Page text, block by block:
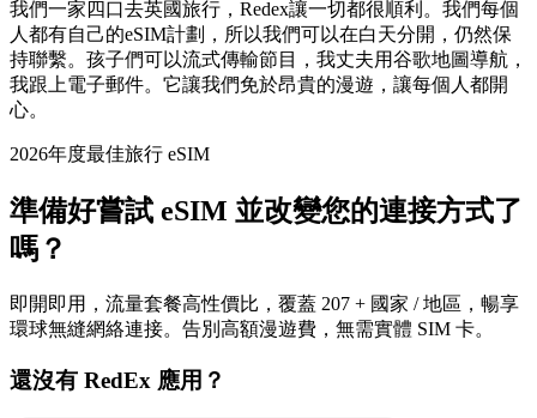
我們一家四口去英國旅行，Redex讓一切都很順利。我們每個
人都有自己的eSIM計劃，所以我們可以在白天分開，仍然保
持聯繫。孩子們可以流式傳輸節目，我丈夫用谷歌地圖導航，
我跟上電子郵件。它讓我們免於昂貴的漫遊，讓每個人都開
心。
2026年度最佳旅行 eSIM
準備好嘗試 eSIM 並改變您的連接方式了
嗎？
即開即用，流量套餐高性價比，覆蓋 207 + 國家 / 地區，暢享
環球無縫網絡連接。告別高額漫遊費，無需實體 SIM 卡。
還沒有 RedEx 應用？